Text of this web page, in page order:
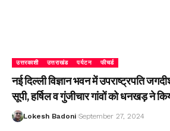
उत्तरकाशी उत्तराखंड पर्यटन फीचर्ड
नई दिल्ली विज्ञान भवन में उपराष्ट्रपति
सूपी, हर्षिल व गुंजीचार गांवों को धनखड़ ने
Lokesh Badoni September 27, 2024